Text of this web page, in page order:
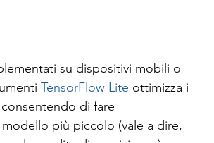
su dispositivi mobili o
TensorFlow Lite ottimizza i
di fare
più piccolo (vale a dire,